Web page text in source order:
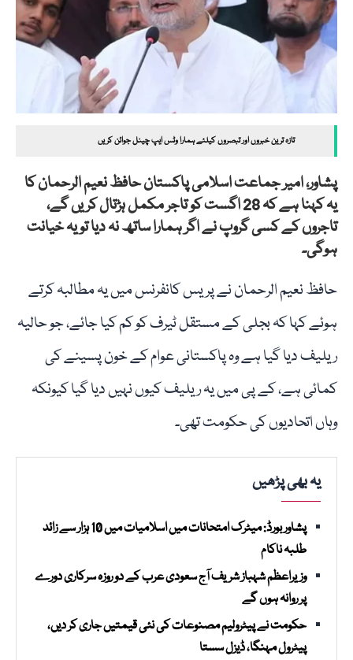
تازہ ترین خبروں اور تبصروں کیلئے ہمارا وٹس ایپ چینل جوائن کریں
پشاور، امیر جماعت اسلامی پاکستان حافظ نعیم الرحمان کا
یہ کہنا ہے کہ 28 اگست کو تاجر مکمل ہڑتال کریں گے،
تاجروں کے کسی گروپ نے اگر ہمارا ساتھ نہ دیا تو یہ خیانت
ہوگی۔
حافظ نعیم الرحمان نے پریس کانفرنس میں یہ مطالبہ کرتے
ہوئے کہا کہ بجلی کے مستقل ٹیرف کو کم کیا جائے، جو حالیہ
ریلیف دیا گیا ہے وہ پاکستانی عوام کے خون پسینے کی
کمائی ہے، کے پی میں یہ ریلیف کیوں نہیں دیا گیا کیونکہ
وہاں اتحادیوں کی حکومت تھی۔
یہ بھی پڑھیں
پشاور بورڈ: میٹرک امتحانات میں اسلامیات میں 10 ہزار سے زائد
طلبہ ناکام
وزیراعظم شہباز شریف آج سعودی عرب کے دو روزہ سرکاری دورے
پر روانہ ہوں گے
حکومت نے پیٹرولیم مصنوعات کی نئی قیمتیں جاری کر دیں،
پیٹرول مہنگا، ڈیزل سستا